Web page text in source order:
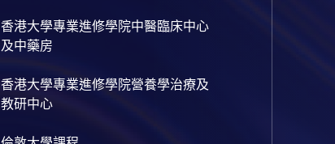
香港大學專業進修學院中醫臨床中心
及中藥房
香港大學專業進修學院營養學治療及
教研中心